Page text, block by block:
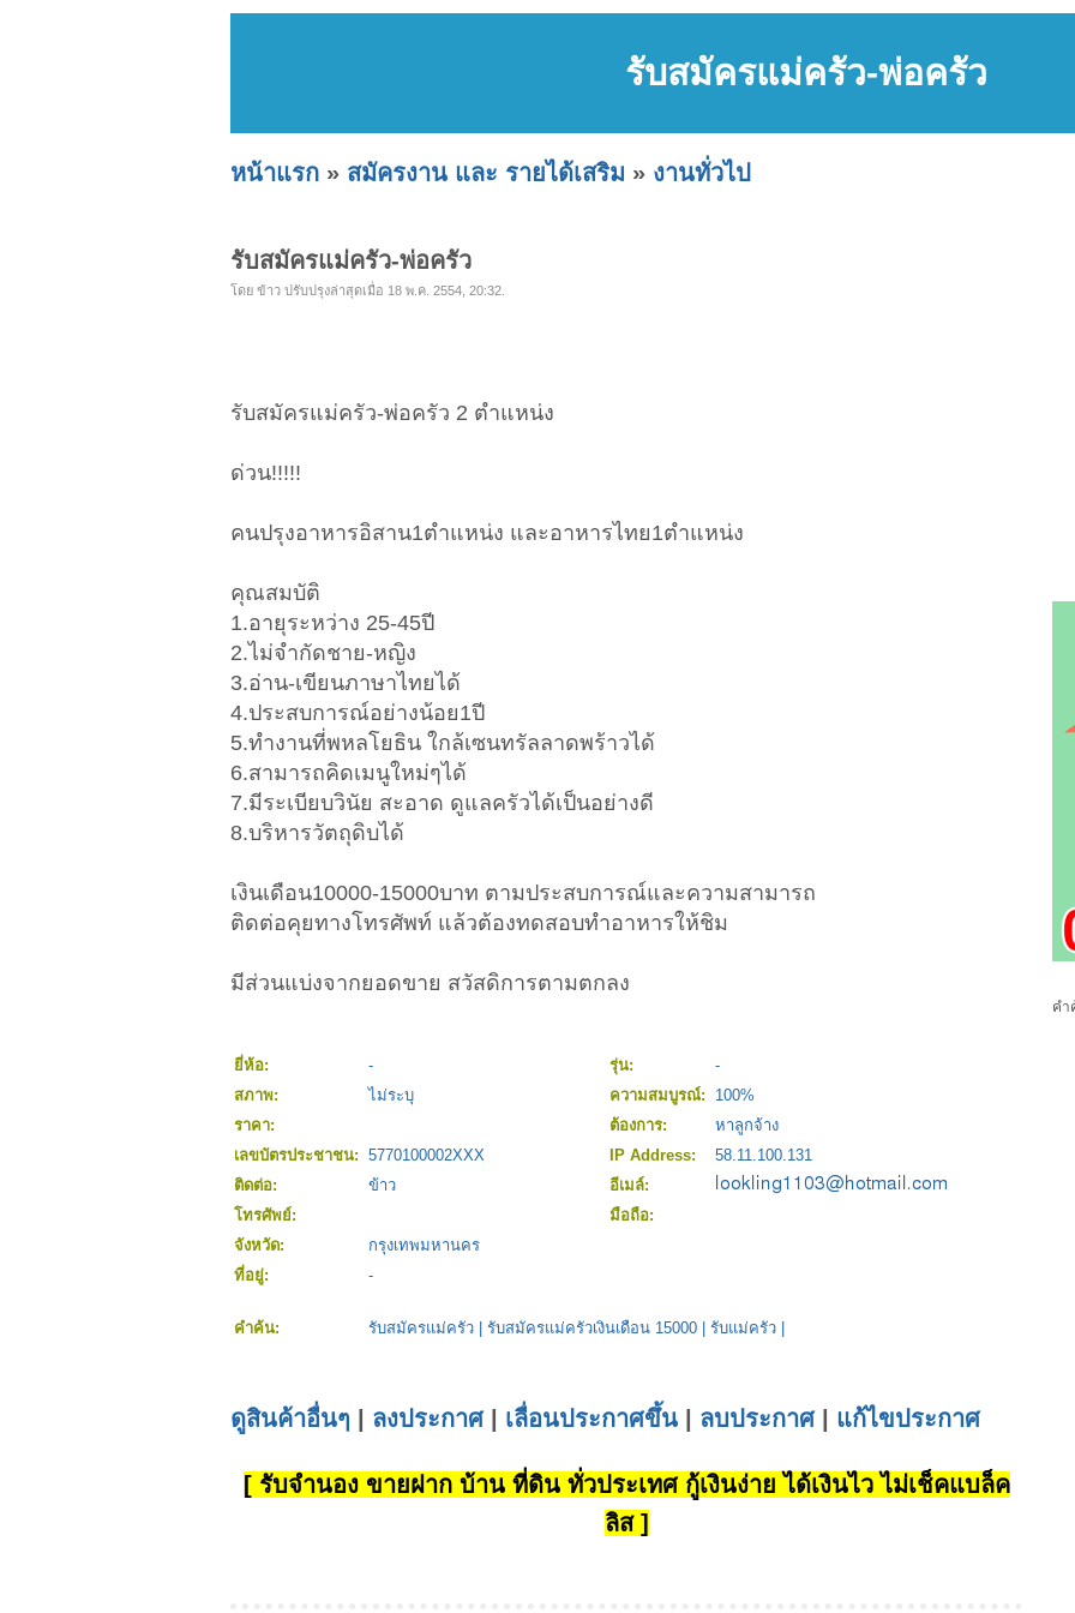
รับสมัครแม่ครัว-พ่อครัว
หน้าแรก » สมัครงาน และ รายได้เสริม » งานทั่วไป
รับสมัครแม่ครัว-พ่อครัว
โดย ข้าว ปรับปรุงล่าสุดเมื่อ 18 พ.ค. 2554, 20:32.
รับสมัครแม่ครัว-พ่อครัว 2 ตำแหน่ง
ด่วน!!!!!
คนปรุงอาหารอิสาน1ตำแหน่ง และอาหารไทย1ตำแหน่ง
คุณสมบัติ
1.อายุระหว่าง 25-45ปี
2.ไม่จำกัดชาย-หญิง
3.อ่าน-เขียนภาษาไทยได้
4.ประสบการณ์อย่างน้อย1ปี
5.ทำงานที่พหลโยธิน ใกล้เซนทรัลลาดพร้าวได้
6.สามารถคิดเมนูใหม่ๆได้
7.มีระเบียบวินัย สะอาด ดูแลครัวได้เป็นอย่างดี
8.บริหารวัตถุดิบได้
เงินเดือน10000-15000บาท ตามประสบการณ์และความสามารถ
ติดต่อคุยทางโทรศัพท์ แล้วต้องทดสอบทำอาหารให้ชิม
มีส่วนแบ่งจากยอดขาย สวัสดิการตามตกลง
ยี่ห้อ: - รุ่น:
-
สภาพ:
ไม่ระบุ ความสมบูรณ์:
100%
ราคา:
ต้องการ:
หาลูกจ้าง
เลขบัตรประชาชน: 5770100002XXX IP Address:
58.11.100.131
ติดต่อ:
ข้าว
อีเมล์:
โทรศัพย์:
มือถือ:
จังหวัด:
กรุงเทพมหานคร
ที่อยู่:
-
คำค้น: รับสมัครแม่ครัว รับสมัครแม่ครัวเงินเดือน 15000 รับแม่ครัว
ดูสินค้าอื่นๆ ลงประกาศ| เลื่อนประกาศขึ้น ลบประกาศ| แก้ไขประกาศ
[ รับจำนอง ขายฝาก บ้าน ที่ดิน ทั่วประเทศ กู้เงินง่าย ได้เงินไว ไม่เช็คแบล็ค
ลิส ]
คำ